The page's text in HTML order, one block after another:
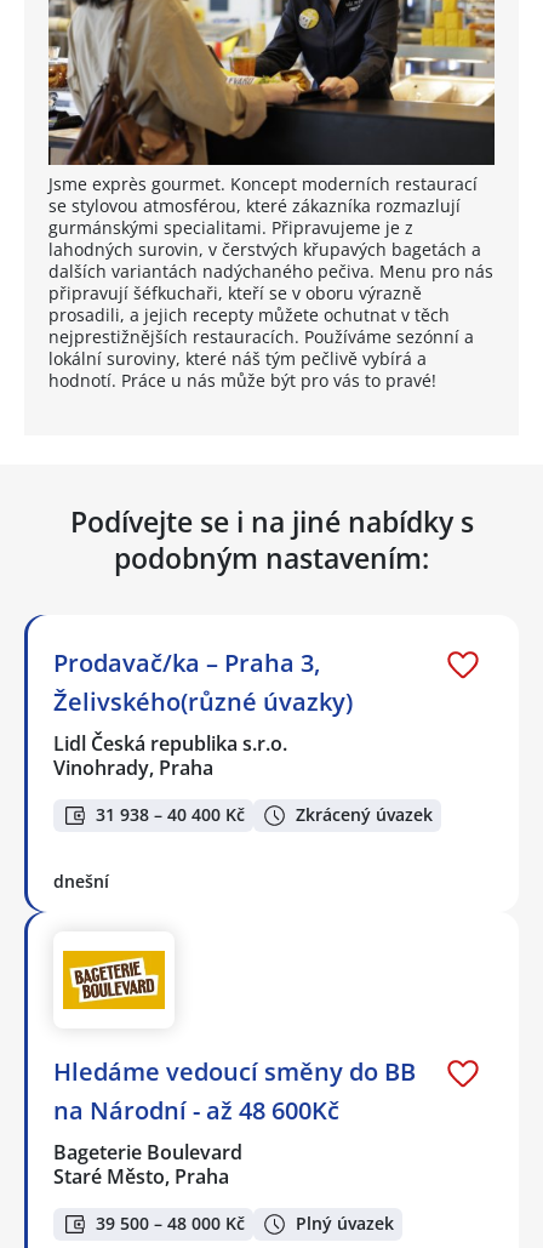
Jsme exprès gourmet. Koncept moderních restaurací
se stylovou atmosférou, které zákazníka rozmazlují
gurmánskými specialitami. Připravujeme je z
lahodných surovin, v čerstvých křupavých bagetách a
dalších variantách nadýchaného pečiva. Menu pro nás
připravují šéfkuchaři, kteří se v oboru výrazně
prosadili, a jejich recepty můžete ochutnat v těch
nejprestižnějších restauracích. Používáme sezónní a
lokální suroviny, které náš tým pečlivě vybírá a
hodnotí. Práce u nás může být pro vás to pravé!
Podívejte se i na jiné nabídky s
podobným nastavením:
Prodavač/ka – Praha 3,
Želivského(různé úvazky)
Lidl Česká republika s.r.o.
Vinohrady, Praha
31 938 – 40 400 Kč Zkrácený úvazek
dnešní
Hledáme vedoucí směny do BB
na Národní - až 48 600Kč
Bageterie Boulevard
Staré Město, Praha
39 500 – 48 000 Kč Plný úvazek